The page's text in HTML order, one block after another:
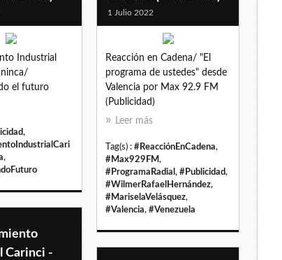
Industrial
el futuro
,
,
1 Julio 2022
Reacción en Cadena/ "El
programa de ustedes" desde
Valencia por Max 92.9 FM
(Publicidad)
Leer más
Tag(s) : #ReacciónEnCadena,
#Max929FM,
#ProgramaRadial , #Publicidad,
#WilmerRafaelHernández,
#MariselaVelásquez,
#Valencia, #Venezuela
Carinci -